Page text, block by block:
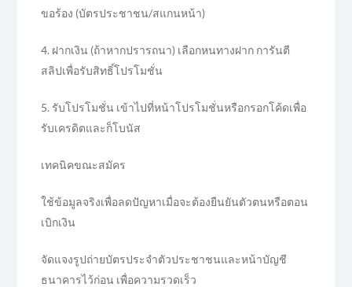
ขอร้อง (บัตรประชาชน/สแกนหน้า)
4. ฝากเงิน (ถ้าหากปรารถนา) เลือกหนทางฝาก การันตี
สลิปเพื่อรับสิทธิ์โปรโมชั่น
5. รับโปรโมชั่น เข้าไปที่หน้าโปรโมชั่นหรือกรอกโค้ดเพื่อ
รับเครดิตและก็โบนัส
เทคนิคขณะสมัคร
ใช้ข้อมูลจริงเพื่อลดปัญหาเมื่อจะต้องยืนยันตัวตนหรือตอน
เบิกเงิน
จัดแจงรูปถ่ายบัตรประจำตัวประชาชนและหน้าบัญชี
ธนาคารไว้ก่อน เพื่อความรวดเร็ว